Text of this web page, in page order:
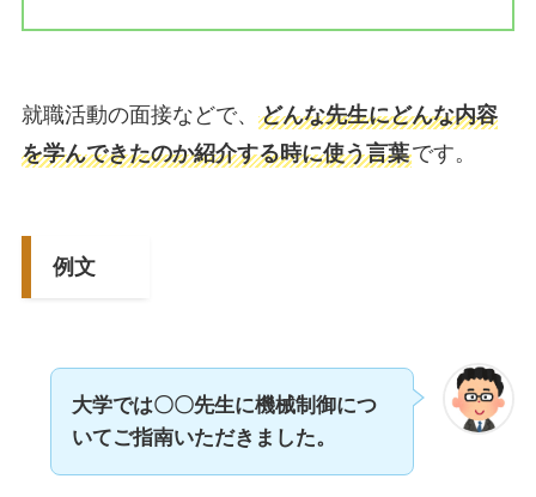
就職活動の面接などで、 どんな先生にどんな内容
を学んできたのか紹介する時に使う言葉です。
例文
大学では〇〇先生に機械制御につ
いてご指南いただきました。